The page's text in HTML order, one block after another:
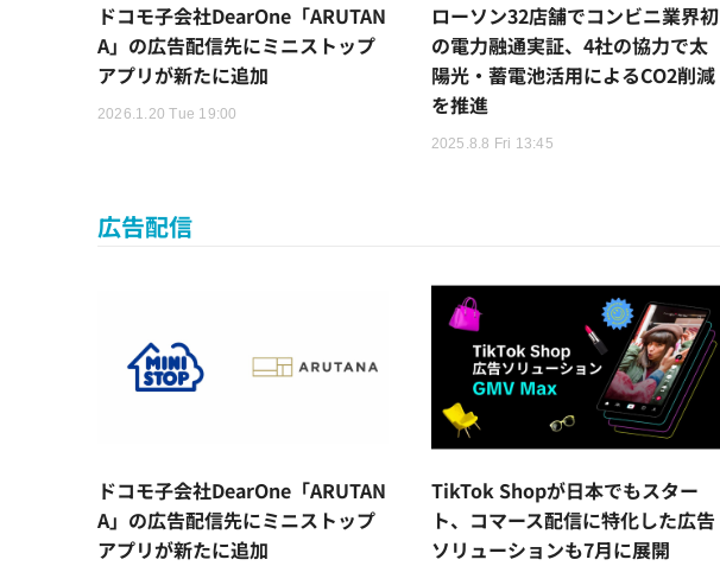
ドコモ子会社DearOne「ARUTAN
A」の広告配信先にミニストップ
アプリが新たに追加
2026.1.20 Tue 19:00
ローソン32店舗でコンビニ業界初
の電力融通実証、4社の協力で太
陽光・蓄電池活用によるCO2削減
を推進
2025.8.8 Fri 13:45
広告配信
ドコモ子会社DearOne「ARUTAN
A」の広告配信先にミニストップ
アプリが新たに追加
TikTok Shopが日本でもスター
ト、コマース配信に特化した広告
ソリューションも7月に展開